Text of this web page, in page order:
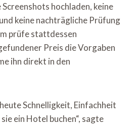
hochladen, keine
keine nachträgliche Prüfung
prüfe stattdessen
Preis die Vorgaben
ihn direkt in den
Schnelligkeit, Einfachheit
ein Hotel buchen“, sagte